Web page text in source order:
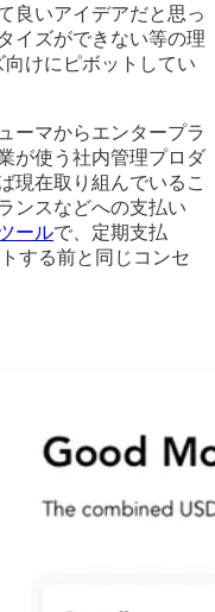
良いアイデアだと思っ
イズができない等の理
けにピボットしてい
ーマからエンタープラ
が使う社内管理プロダ
現在取り組んでいるこ
ンスなどへの支払い
ールで、定期支払
トする前と同じコンセ